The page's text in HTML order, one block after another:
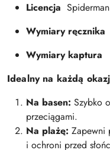
Licencja Spiderman
Wymiary ręcznika
Wymiary kaptura
Idealny na każdą
Na basen: Szybko
przeciągami.
Na plażę: Zapewni
i ochroni przed